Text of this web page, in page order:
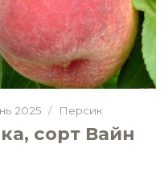
2025 / Персик
сорт Вайн